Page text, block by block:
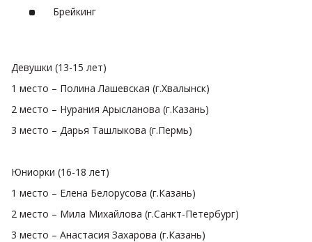
Брейкинг
Девушки (13-15 лет)
1 место – Полина Лашевская (г.Хвалынск)
2 место – Нурания Арысланова (г.Казань)
3 место – Дарья Ташлыкова (г.Пермь)
Юниорки (16-18 лет)
1 место – Елена Белорусова (г.Казань)
2 место – Мила Михайлова (г.Санкт-Петербург)
3 место – Анастасия Захарова (г.Казань)